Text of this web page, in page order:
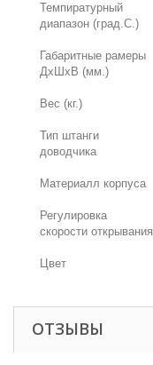
Темпиратурный
диапазон (град.С.)
Габаритные рамеры
ДхШхВ (мм.)
Вес (кг.)
Тип штанги
доводчика
Материалл корпуса
Регулировка
скорости открывания
Цвет
ОТЗЫВЫ